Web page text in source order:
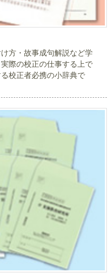
方・故事成句解説など学
際の校正の仕事する上で
校正者必携の小辞典で